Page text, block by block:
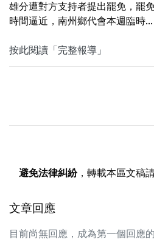
雄分遭對方支持者提出罷免，罷
時間逼近，南州鄉代會本週臨時...
按此閱讀「完整報導」
避免法律糾紛，轉載本區文稿
文章回應
目前尚無回應，成為第一個回應